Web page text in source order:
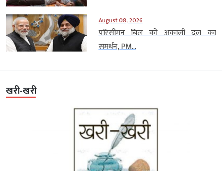
August 08, 2026
परिसीमन बिल को अकाली दल का
समर्थन, PM...
खरी-खरी